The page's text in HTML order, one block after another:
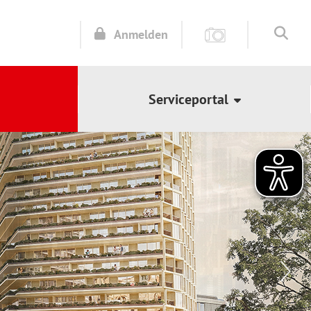
Anmelden
Serviceportal